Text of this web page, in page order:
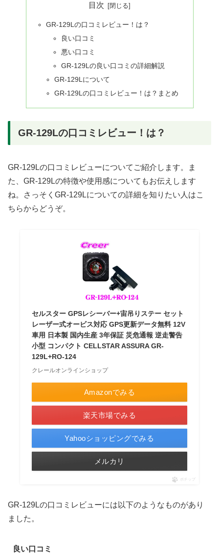
目次
GR-129Lの口コミレビュー！は？
良い口コミ
悪い口コミ
GR-129Lの良い口コミの詳細解説
GR-129Lについて
GR-129Lの口コミレビュー！は？まとめ
GR-129Lの口コミレビュー！は？
GR-129Lの口コミレビューについてご紹介します。ま
た、GR-129Lの特徴や使用感についてもお伝えします
ね。さっそくGR-129Lについての詳細を知りたい人はこ
ちらからどうぞ。
セルスター GPSレシーバー+宙吊りステー セット
レーザー式オービス対応 GPS更新データ無料 12V
車用 日本製 国内生産 3年保証 災危通報 逆走警告
小型 コンパクト CELLSTAR ASSURA GR-
129L+RO-124
クレールオンラインショップ
Amazonでみる
楽天市場でみる
Yahooショッピングでみる
メルカリ
ポチップ
GR-129Lの口コミレビューには以下のようなものがあり
ました。
良い口コミ